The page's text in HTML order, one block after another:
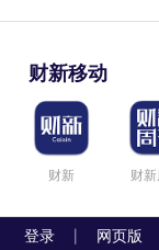
财新移动
财新 财
登录 网页版